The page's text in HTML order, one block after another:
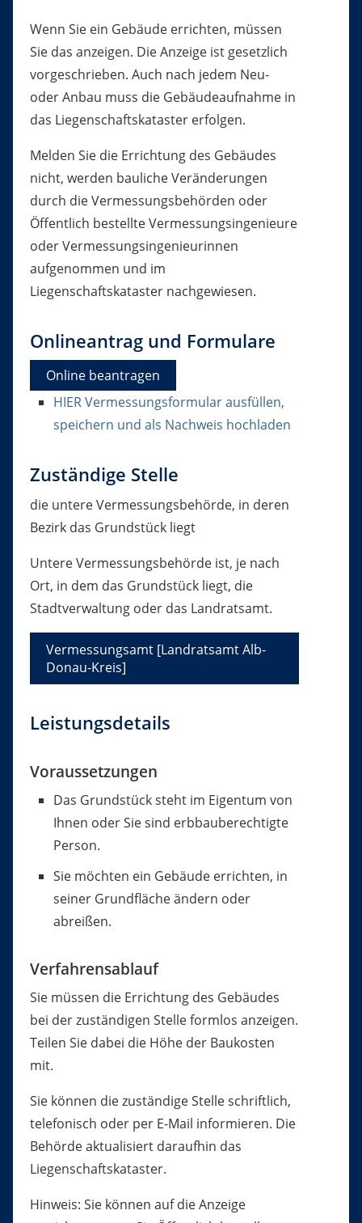
Wenn Sie ein Gebäude errichten, müssen
Sie das anzeigen. Die Anzeige ist gesetzlich
vorgeschrieben. Auch nach jedem Neu-
oder Anbau muss die Gebäudeaufnahme in
das Liegenschaftskataster erfolgen.
Melden Sie die Errichtung des Gebäudes
nicht, werden bauliche Veränderungen
durch die Vermessungsbehörden oder
Öffentlich bestellte Vermessungsingenieure
oder Vermessungsingenieurinnen
aufgenommen und im
Liegenschaftskataster nachgewiesen.
Onlineantrag und Formulare
Online beantragen
HIER Vermessungsformular ausfüllen,
speichern und als Nachweis hochladen
Zuständige Stelle
die untere Vermessungsbehörde, in deren
Bezirk das Grundstück liegt
Untere Vermessungsbehörde ist, je nach
Ort, in dem das Grundstück liegt, die
Stadtverwaltung oder das Landratsamt.
Vermessungsamt [Landratsamt Alb-
Donau-Kreis]
Leistungsdetails
Voraussetzungen
Das Grundstück steht im Eigentum von
Ihnen oder Sie sind erbbauberechtigte
Person.
Sie möchten ein Gebäude errichten, in
seiner Grundfläche ändern oder
abreißen.
Verfahrensablauf
Sie müssen die Errichtung des Gebäudes
bei der zuständigen Stelle formlos anzeigen.
Teilen Sie dabei die Höhe der Baukosten
mit.
Sie können die zuständige Stelle schriftlich,
telefonisch oder per E-Mail informieren. Die
Behörde aktualisiert daraufhin das
Liegenschaftskataster.
Hinweis: Sie können auf die Anzeige